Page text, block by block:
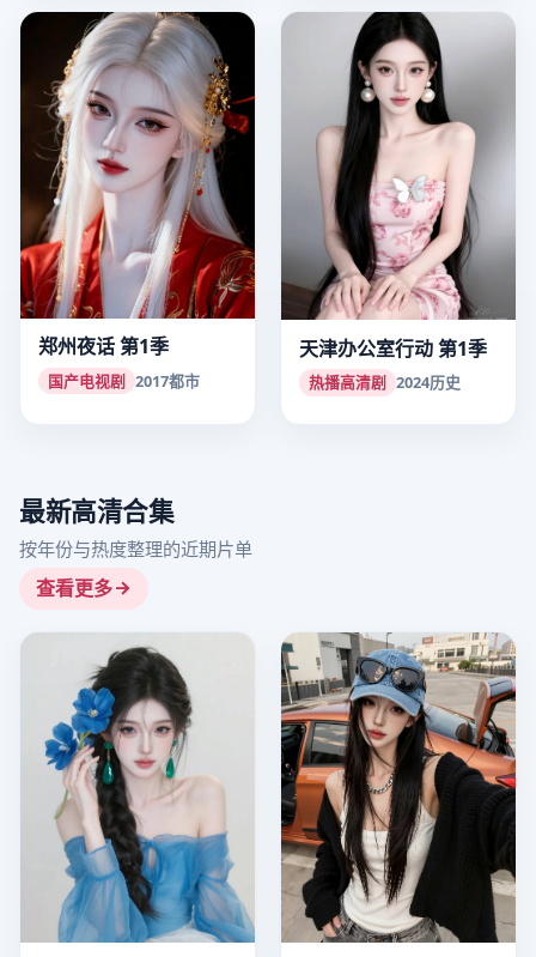
郑州夜话 第1季
国产电视剧 2017都市
天津办公室行动 第1季
热播高清剧 2024历史
最新高清合集
按年份与热度整理的近期片单
查看更多